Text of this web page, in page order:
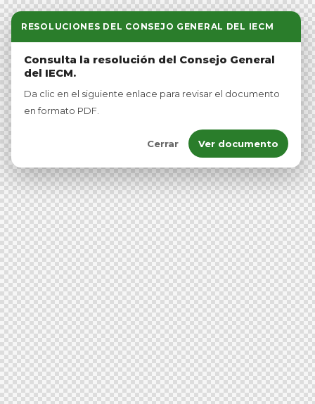
RESOLUCIONES DEL CONSEJO GENERAL DEL IECM
Consulta la resolución del Consejo General
del IECM.
Da clic en el siguiente enlace para revisar el documento
en formato PDF.
Cerrar Ver documento
This is an empty
menu. Please make
sure your menu has